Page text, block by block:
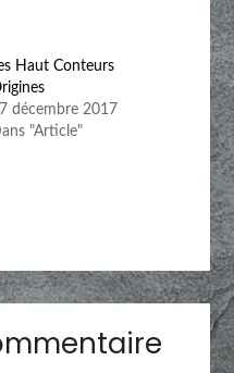
Haut Conteurs
décembre 2017
"Article"